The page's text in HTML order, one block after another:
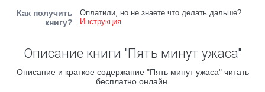
Как получить
книгу?
Оплатили, но не знаете что делать дальше?
Инструкция.
Описание книги "Пять минут ужаса"
Описание и краткое содержание "Пять минут ужаса" читать
бесплатно онлайн.